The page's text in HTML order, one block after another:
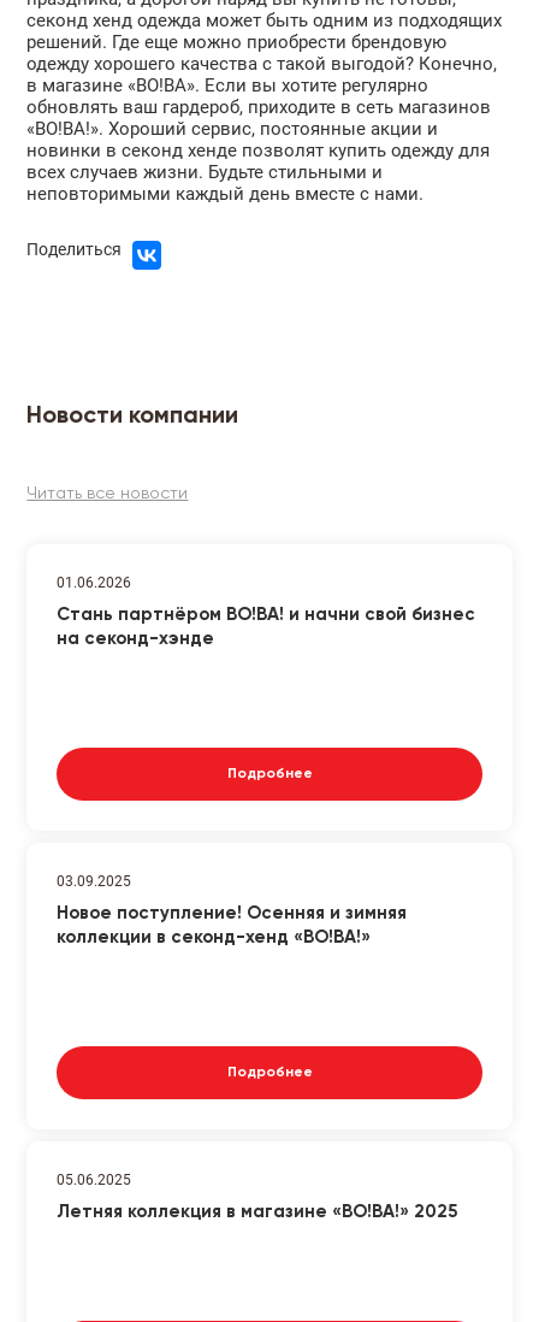
секонд хенд одежда может быть одним из подходящих
решений. Где еще можно приобрести брендовую
одежду хорошего качества с такой выгодой? Конечно,
в магазине «ВО!ВА». Если вы хотите регулярно
обновлять ваш гардероб, приходите в сеть магазинов
«ВО!ВА!». Хороший сервис, постоянные акции и
новинки в секонд хенде позволят купить одежду для
всех случаев жизни. Будьте стильными и
неповторимыми каждый день вместе с нами.
Поделиться
Новости компании
Читать все новости
01.06.2026
Стань партнёром ВО!ВА! и начни свой бизнес
на секонд-хэнде
Подробнее
03.09.2025
Новое поступление! Осенняя и зимняя
коллекции в секонд-хенд «ВО!ВА!»
Подробнее
05.06.2025
Летняя коллекция в магазине «ВО!ВА!» 2025